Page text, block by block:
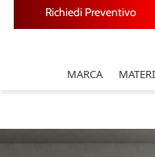
Richiedi Preventivo
MARCA